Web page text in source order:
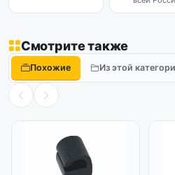
Смотрите также
Похожие Из этой